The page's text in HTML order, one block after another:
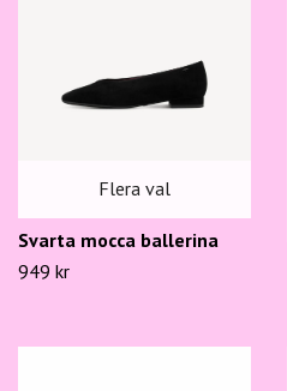
Flera val
Svarta mocca ballerina
949 kr